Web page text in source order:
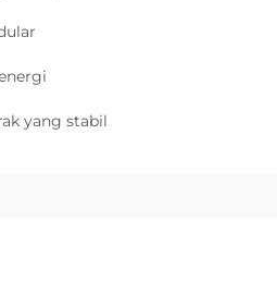
yang stabil